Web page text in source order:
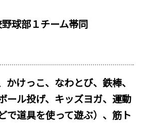
球部１チーム帯同
かけっこ、なわとび、鉄棒、
ール投げ、キッズヨガ、運動
で道具を使って遊ぶ）、筋ト